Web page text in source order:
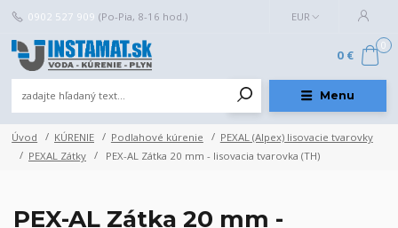
Menu
EUR
0902 527 909 (Po-Pia, 8-16 hod.)
0
0 €
Úvod KÚRENIE Podlahové kúrenie
PEXAL (Alpex) lisovacie tvarovky
PEXAL Zátky
PEX-AL Zátka 20 mm - lisovacia tvarovka (TH)
PEX-AL Zátka 20 mm -